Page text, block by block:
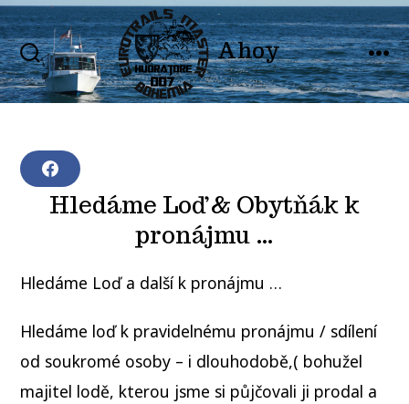
Skip
to
contentSEARCH
TOGGLE
Ahoy
F
A
C
K
Hledáme Loď & Obytňák k
pronájmu …
Hledáme Loď a další k pronájmu …
Hledáme loď k pravidelnému pronájmu / sdílení
od soukromé osoby – i dlouhodobě,( bohužel
majitel lodě, kterou jsme si půjčovali ji prodal a